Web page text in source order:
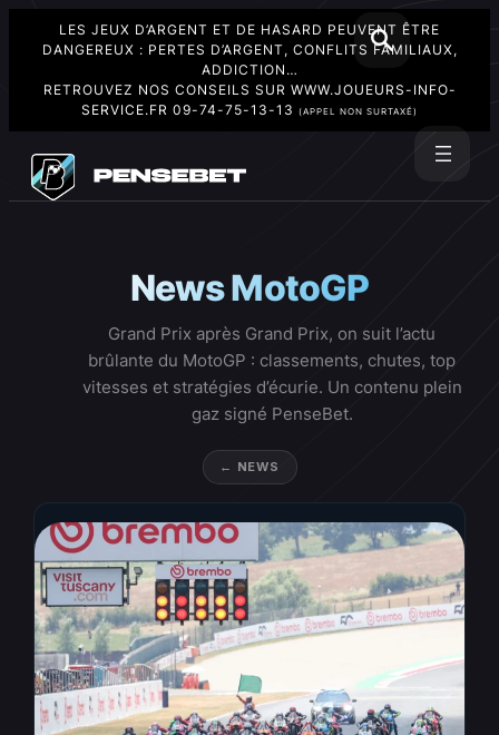
LES JEUX D’ARGENT ET DE HASARD PEUVENT ÊTRE
DANGEREUX : PERTES D’ARGENT, CONFLITS FAMILIAUX,
ADDICTION…
RETROUVEZ NOS CONSEILS SUR WWW.JOUEURS-INFO-
SERVICE.FR 09-74-75-13-13 (APPEL NON SURTAXÉ)
contenu
News MotoGP
Grand Prix après Grand Prix, on suit l’actu
brûlante du MotoGP : classements, chutes, top
vitesses et stratégies d’écurie. Un contenu plein
gaz signé PenseBet.
← NEWS